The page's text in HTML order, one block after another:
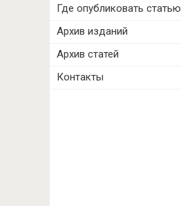
Где опубликовать статью
Архив изданий
Архив статей
Контакты